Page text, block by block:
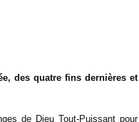
des quatre fins dernières et
de Dieu Tout-Puissant pour